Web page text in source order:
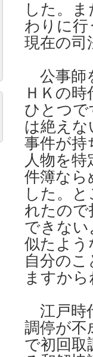
した。
わりに行
現在の司
公事師
ＨＫの
ひとつ
は絶え
事件が持
人物を
件簿なら
した。
れたので
できな
似たよう
自分の
ますから
江戸時
調停が不
で初回取